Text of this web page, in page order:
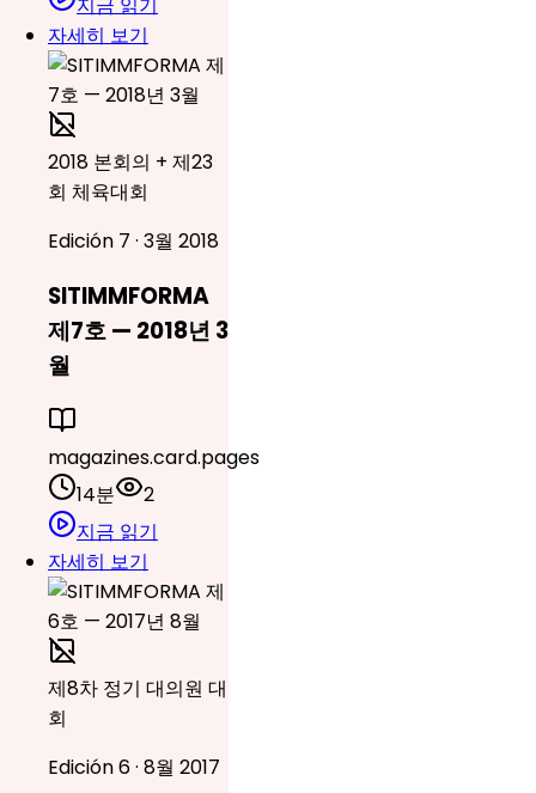
지금 읽기
자세히 보기
2018 본회의 + 제23
회 체육대회
Edición 7 · 3월 2018
SITIMMFORMA
제7호 — 2018년 3
월
magazines.card.pages
14분
2
지금 읽기
자세히 보기
제8차 정기 대의원 대
회
Edición 6 · 8월 2017